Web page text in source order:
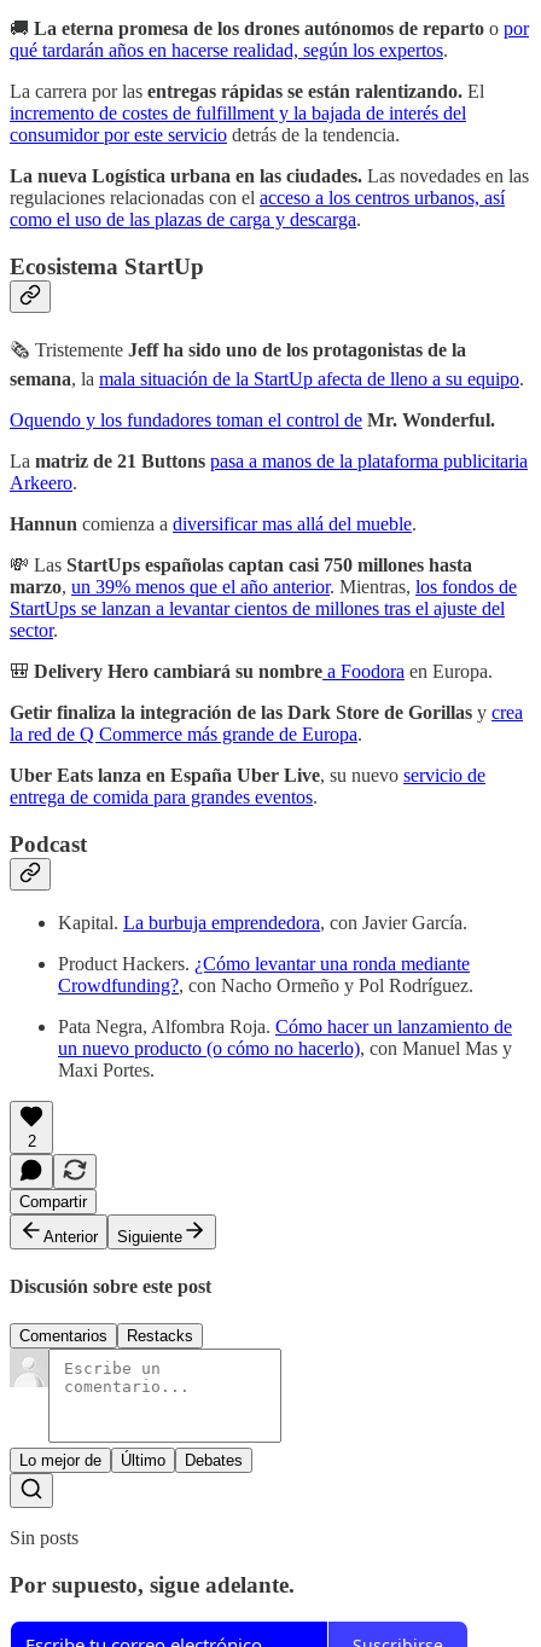
🚚 La eterna promesa de los drones autónomos de reparto o por
qué tardarán años en hacerse realidad, según los expertos.
La carrera por las entregas rápidas se están ralentizando. El
incremento de costes de fulfillment y la bajada de interés del
consumidor por este servicio detrás de la tendencia.
La nueva Logística urbana en las ciudades. Las novedades en las
regulaciones relacionadas con el acceso a los centros urbanos, así
como el uso de las plazas de carga y descarga.
Ecosistema StartUp
🗞 Tristemente Jeff ha sido uno de los protagonistas de la
semana, la mala situación de la StartUp afecta de lleno a su equipo.
Oquendo y los fundadores toman el control de Mr. Wonderful.
La matriz de 21 Buttons pasa a manos de la plataforma publicitaria
Arkeero.
Hannun comienza a diversificar mas allá del mueble.
💸 Las StartUps españolas captan casi 750 millones hasta
marzo, un 39% menos que el año anterior. Mientras, los fondos de
StartUps se lanzan a levantar cientos de millones tras el ajuste del
sector.
🎒 Delivery Hero cambiará su nombre a Foodora en Europa.
Getir finaliza la integración de las Dark Store de Gorillas y crea
la red de Q Commerce más grande de Europa.
Uber Eats lanza en España Uber Live, su nuevo servicio de
entrega de comida para grandes eventos.
Podcast
Kapital. La burbuja emprendedora, con Javier García.
Product Hackers. ¿Cómo levantar una ronda mediante
Crowdfunding?, con Nacho Ormeño y Pol Rodríguez.
Pata Negra, Alfombra Roja. Cómo hacer un lanzamiento de
un nuevo producto (o cómo no hacerlo), con Manuel Mas y
Maxi Portes.
2
Compartir
Anterior
Siguiente
Discusión sobre este post
Comentarios Restacks
Lo mejor de Último Debates
Sin posts
Por supuesto, sigue adelante.